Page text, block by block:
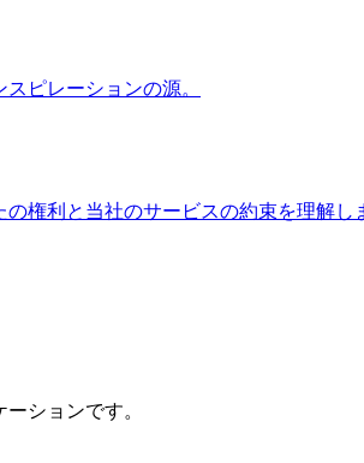
ピレーションの源。
権利と当社のサービスの約束を理解し
ションです。